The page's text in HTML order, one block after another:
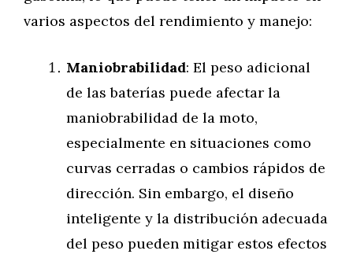
varios aspectos del rendimiento y manejo:
Maniobrabilidad: El peso adicional
de las baterías puede afectar la
maniobrabilidad de la moto,
especialmente en situaciones como
curvas cerradas o cambios rápidos de
dirección. Sin embargo, el diseño
inteligente y la distribución adecuada
del peso pueden mitigar estos efectos